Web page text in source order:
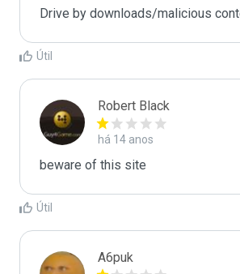
Drive by downloads/malicious
Útil
Robert Black
há 14 anos
beware of this site
Útil
A6puk